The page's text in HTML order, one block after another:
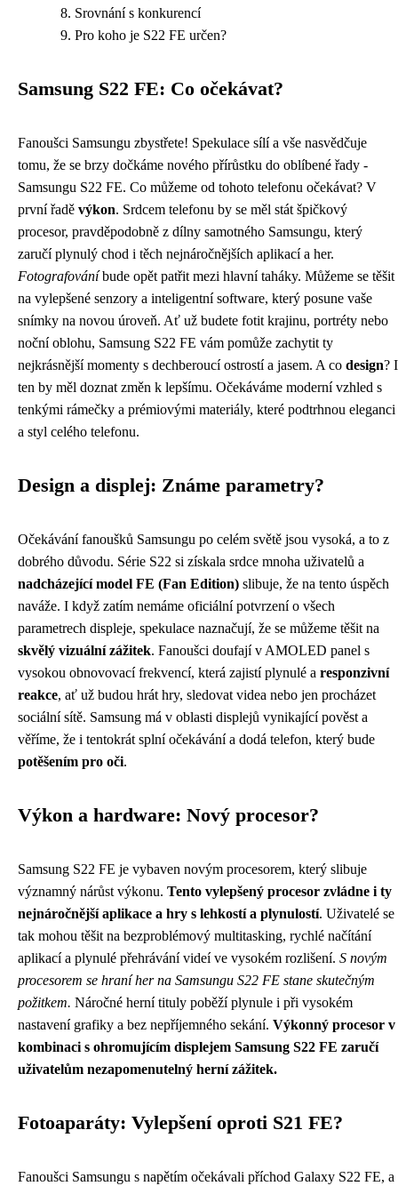
Srovnání s konkurencí
Pro koho je S22 FE určen?
Samsung S22 FE: Co očekávat?
Fanoušci Samsungu zbystřete! Spekulace sílí a vše nasvědčuje
tomu, že se brzy dočkáme nového přírůstku do oblíbené řady -
Samsungu S22 FE. Co můžeme od tohoto telefonu očekávat? V
první řadě výkon. Srdcem telefonu by se měl stát špičkový
procesor, pravděpodobně z dílny samotného Samsungu, který
zaručí plynulý chod i těch nejnáročnějších aplikací a her.
Fotografováníbude opět patřit mezi hlavní taháky. Můžeme se těšit
na vylepšené senzory a inteligentní software, který posune vaše
snímky na novou úroveň. Ať už budete fotit krajinu, portréty nebo
noční oblohu, Samsung S22 FE vám pomůže zachytit ty
nejkrásnější momenty s dechberoucí ostrostí a jasem. A co design? I
ten by měl doznat změn k lepšímu. Očekáváme moderní vzhled s
tenkými rámečky a prémiovými materiály, které podtrhnou eleganci
a styl celého telefonu.
Design a displej: Známe parametry?
Očekávání fanoušků Samsungu po celém světě jsou vysoká, a to z
dobrého důvodu. Série S22 si získala srdce mnoha uživatelů a
nadcházející model FE (Fan Edition) slibuje, že na tento úspěch
naváže. I když zatím nemáme oficiální potvrzení o všech
parametrech displeje, spekulace naznačují, že se můžeme těšit na
skvělý vizuální zážitek. Fanoušci doufají v AMOLED panel s
vysokou obnovovací frekvencí, která zajistí plynulé a responzivní
reakce, ať už budou hrát hry, sledovat videa nebo jen procházet
sociální sítě. Samsung má v oblasti displejů vynikající pověst a
věříme, že i tentokrát splní očekávání a dodá telefon, který bude
potěšením pro oči.
Výkon a hardware: Nový procesor?
Samsung S22 FE je vybaven novým procesorem, který slibuje
významný nárůst výkonu. Tento vylepšený procesor zvládne i ty
nejnáročnější aplikace a hry s lehkostí a plynulostí. Uživatelé se
tak mohou těšit na bezproblémový multitasking, rychlé načítání
aplikací a plynulé přehrávání videí ve vysokém rozlišení. S novým
procesorem se hraní her na Samsungu S22 FE stane skutečným
požitkem. Náročné herní tituly poběží plynule i při vysokém
nastavení grafiky a bez nepříjemného sekání. Výkonný procesor v
kombinaci s ohromujícím displejem Samsung S22 FE zaručí
uživatelům nezapomenutelný herní zážitek.
Fotoaparáty: Vylepšení oproti S21 FE?
Fanoušci Samsungu s napětím očekávali příchod Galaxy S22 FE, a